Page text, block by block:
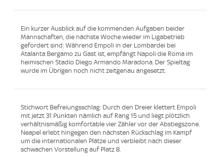
Ein kurzer Ausblick auf die kommenden Aufgaben beider
Mannschaften, die nächste Woche wieder im Ligabetrieb
gefordert sind: Während Empoli in der Lombardei bei
Atalanta Bergamo zu Gast ist, empfängt Napoli die Roma im
heimischen Stadio Diego Armando Maradona. Der Spieltag
wurde im Übrigen noch nicht zeitgenau angesetzt.
Stichwort Befreiungsschlag: Durch den Dreier klettert Empoli
mit jetzt 31 Punkten nämlich auf Rang 15 und liegt plötzlich
verhältnismäßig komfortable vier Zähler vor der Abstiegszone.
Neapel erlebt hingegen den nächsten Rückschlag im Kampf
um die internationalen Plätze und verbleibt nach dieser
schwachen Vorstellung auf Platz 8.